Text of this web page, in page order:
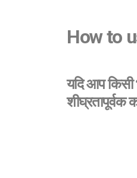
How to
यदि आप किसी
शीघ्रतापूर्वक